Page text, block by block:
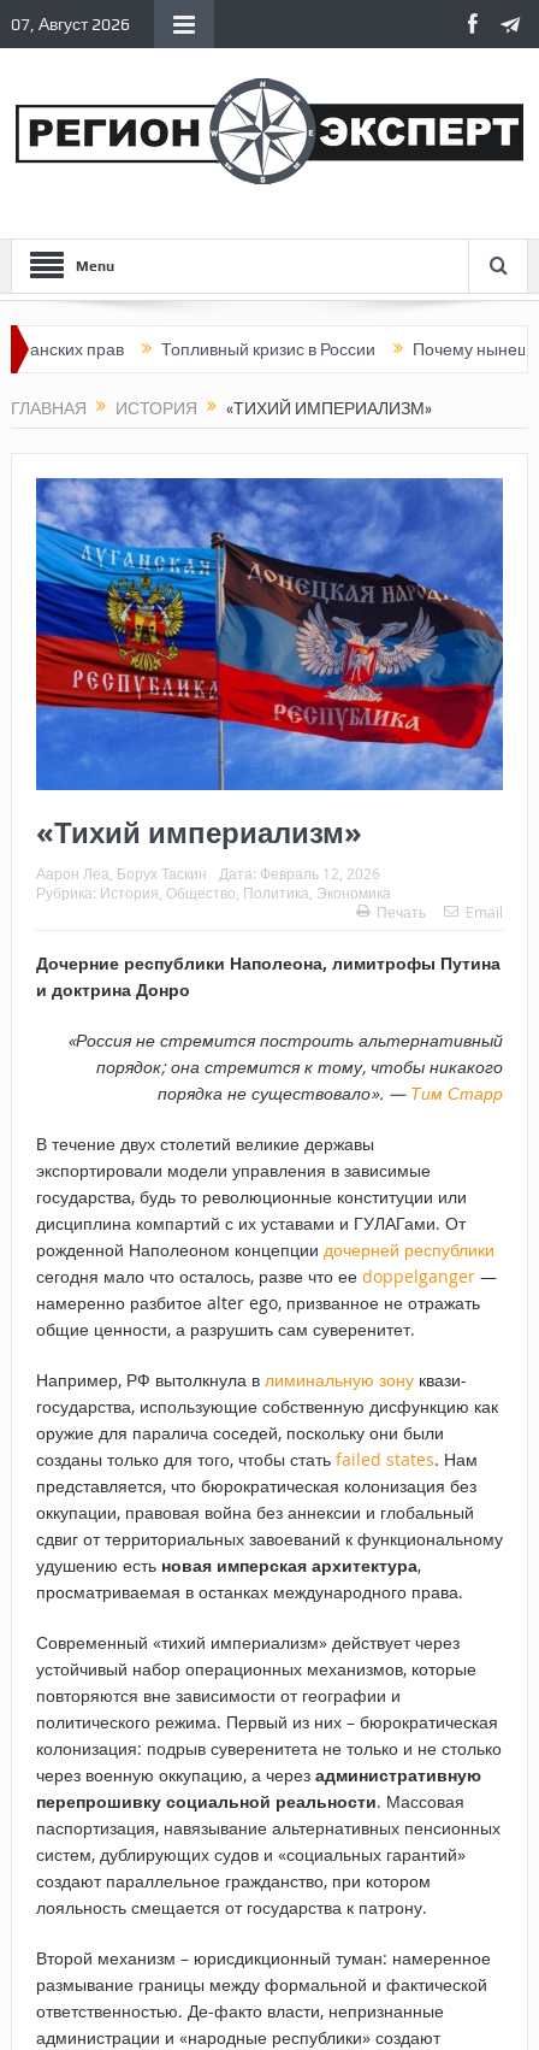
07, Август 2026
Menu
прав Топливный кризис в России Почему нынешняя
ГЛАВНАЯ ИСТОРИЯ «ТИХИЙ ИМПЕРИАЛИЗМ»
«Тихий империализм»
Аарон Леа, Борух Таскин Дата: Февраль 12, 2026
Рубрика: История Общество Политика Экономика
Печать
Email
Дочерние республики Наполеона, лимитрофы Путина
и доктрина Донро
«Россия не стремится построить альтернативный
порядок; она стремится к тому, чтобы никакого
порядка не существовало». — Тим Старр
В течение двух столетий великие державы
экспортировали модели управления в зависимые
государства, будь то революционные конституции или
дисциплина компартий с их уставами и ГУЛАГами. От
рожденной Наполеоном концепции дочерней республики
сегодня мало что осталось, разве что ее doppelganger—
намеренно разбитое alter ego, призванное не отражать
общие ценности, а разрушить сам суверенитет.
Например, РФ вытолкнула в лиминальную зонуквази-
государства, использующие собственную дисфункцию как
оружие для паралича соседей, поскольку они были
созданы только для того, чтобы стать failed states. Нам
представляется, что бюрократическая колонизация без
оккупации, правовая война без аннексии и глобальный
сдвиг от территориальных завоеваний к функциональному
удушению есть новая имперская архитектура,
просматриваемая в останках международного права.
Современный «тихий империализм» действует через
устойчивый набор операционных механизмов, которые
повторяются вне зависимости от географии и
политического режима. Первый из них – бюрократическая
колонизация: подрыв суверенитета не только и не столько
через военную оккупацию, а через административную
перепрошивку социальной реальности. Массовая
паспортизация, навязывание альтернативных пенсионных
систем, дублирующих судов и «социальных гарантий»
создают параллельное гражданство, при котором
лояльность смещается от государства к патрону.
Второй механизм – юрисдикционный туман: намеренное
размывание границы между формальной и фактической
ответственностью. Де-факто власти, непризнанные
администрации и «народные республики» создают